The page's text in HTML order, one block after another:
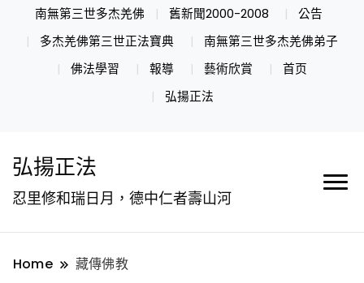
南無第三世多杰羌佛 舊新聞2000-2008
公告
多杰羌佛第三世正法寶典
南無第三世多杰羌佛弟子
佛法學習
報導 藝術欣賞
首页
弘揚正法
弘揚正法
忍里修和瑞日月，德中仁者壽山河
Home 藏傳佛教